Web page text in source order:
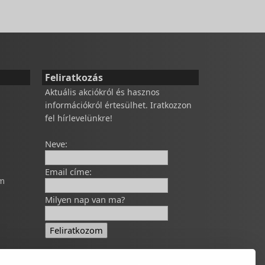
Feliratkozás
Aktuális akciókról és hasznos
információkról értesülhet. Iratkozzon
fel hírlevelünkre!
Neve:
Email címe:
Milyen nap van ma?